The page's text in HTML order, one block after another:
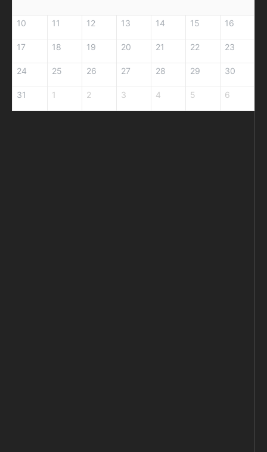
10 11 12 13 14 15 16
17 18 19 20 21 22 23
24 25 26 27 28 29 30
31 1 2 3 4 5 6